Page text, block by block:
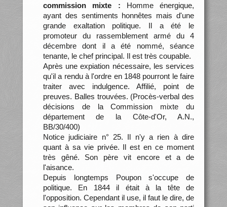
commission mixte : Homme énergique,
ayant des sentiments honnêtes mais d'une
grande exaltation politique. Il a été le
promoteur du rassemblement armé du 4
décembre dont il a été nommé, séance
tenante, le chef principal. Il est très coupable.
Après une expiation nécessaire, les services
qu'il a rendu à l'ordre en 1848 pourront le faire
traiter avec indulgence. Affilié, point de
preuves. Balles trouvées. (Procès-verbal des
décisions de la Commission mixte du
département de la Côte-d'Or, A.N.,
BB/30/400)
Notice judiciaire n° 25. Il n'y a rien à dire
quant à sa vie privée. Il est en ce moment
très gêné. Son père vit encore et a de
l'aisance.
Depuis longtemps Poupon s'occupe de
politique. En 1844 il était à la tête de
l'opposition. Cependant il use, il faut le dire, de